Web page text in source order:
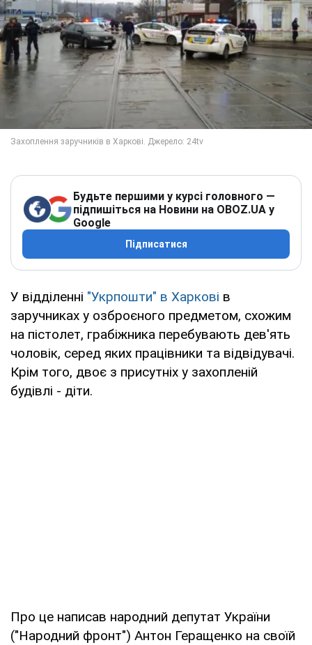
Будьте першими у курсі головного —
підпишіться на Новини на OBOZ.UA у
Google
Підписатися
У відділенні "Укрпошти" в Харкові в
заручниках у озброєного предметом, схожим
на пістолет, грабіжника перебувають дев'ять
чоловік, серед яких працівники та відвідувачі.
Крім того, двоє з присутніх у захопленій
будівлі - діти.
Про це написав народний депутат України
("Народний фронт") Антон Геращенко на своїй